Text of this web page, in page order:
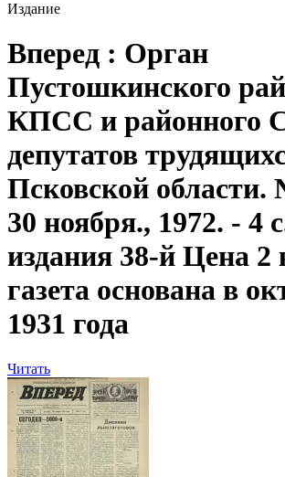
Издание
Вперед : Орган
Пустошкинского
КПСС и районного
депутатов
Псковской области.
30 ноября., 1972. - 4
издания 38-й Цена 2
газета основана в
1931 года
Читать